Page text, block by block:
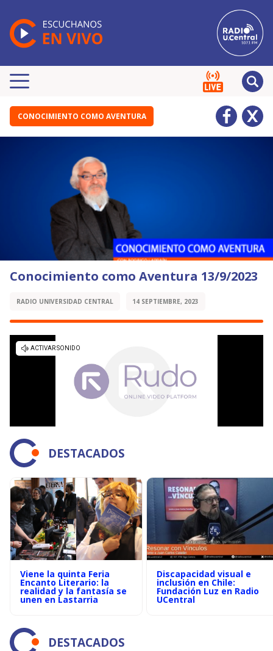
CONOCIMIENTO COMO AVENTURA
Conocimiento como Aventura 13/9/2023
RADIO UNIVERSIDAD CENTRAL 14 SEPTIEMBRE, 2023
DESTACADOS
Viene la quinta Feria
Encanto Literario: la
realidad y la fantasía se
unen en Lastarria
Discapacidad visual e
inclusión en Chile:
Fundación Luz en Radio
UCentral
DESTACADOS